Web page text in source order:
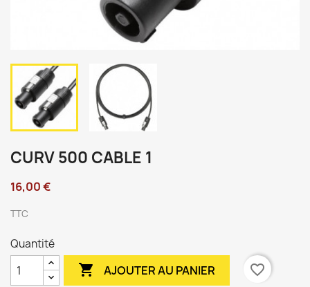
CURV 500 CABLE 1
16,00 €
TTC
Quantité
 AJOUTER AU PANIER favorite_border